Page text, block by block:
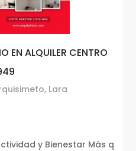
EN ALQUILER CENTRO
Lara
y Bienestar Más q